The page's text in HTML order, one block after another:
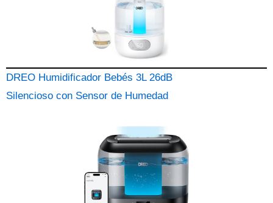
DREO Humidificador Bebés 3L 26dB
Silencioso con Sensor de Humedad